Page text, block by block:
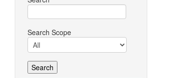
Search Scope